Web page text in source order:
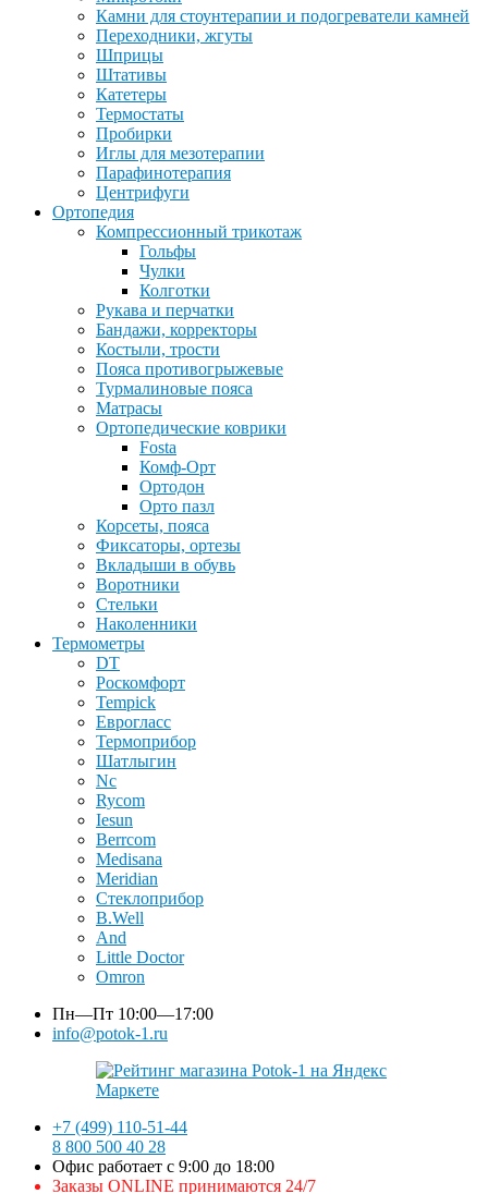
Камни для стоунтерапии и подогреватели камней
Переходники, жгуты
Шприцы
Штативы
Катетеры
Термостаты
Пробирки
Иглы для мезотерапии
Парафинотерапия
Центрифуги
Ортопедия
Компрессионный трикотаж
Гольфы
Чулки
Колготки
Рукава и перчатки
Бандажи, корректоры
Костыли, трости
Пояса противогрыжевые
Турмалиновые пояса
Матрасы
Ортопедические коврики
Fosta
Комф-Орт
Ортодон
Орто пазл
Корсеты, пояса
Фиксаторы, ортезы
Вкладыши в обувь
Воротники
Стельки
Наколенники
Термометры
DT
Роскомфорт
Tempick
Еврогласс
Термоприбор
Шатлыгин
Nc
Rycom
Iesun
Berrcom
Medisana
Meridian
Стеклоприбор
B.Well
And
Little Doctor
Omron
Пн—Пт 10:00—17:00
info@potok-1.ru
+7 (499) 110-51-44
8 800 500 40 28
Офис работает с 9:00 до 18:00
Заказы ONLINE принимаются 24/7